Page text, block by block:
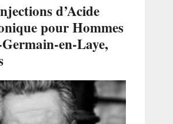
d’Acide
pour Hommes
en-Laye,